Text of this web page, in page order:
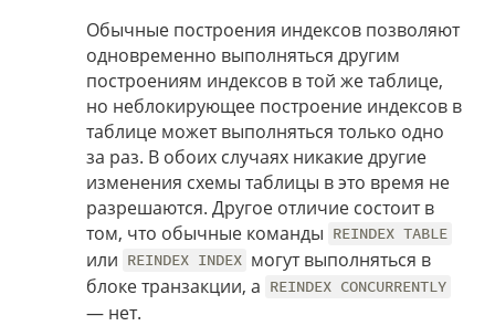
Обычные построения индексов позволяют
одновременно выполняться другим
построениям индексов в той же таблице,
но неблокирующее построение индексов в
таблице может выполняться только одно
за раз. В обоих случаях никакие другие
изменения схемы таблицы в это время не
разрешаются. Другое отличие состоит в
том, что обычные команды REINDEX TABLE
или REINDEX INDEX могут выполняться в
блоке транзакции, а REINDEX CONCURRENTLY
— нет.